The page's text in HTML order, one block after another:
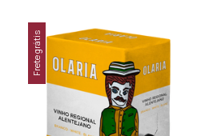
Frete grátis